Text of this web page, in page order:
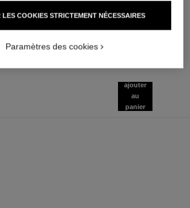
Lisse
495 chf
AJOUTER AU PANIER
ajouter
au
panier
LES COOKIES STRICTEMENT NÉCESSAIRES
Paramètres des cookies